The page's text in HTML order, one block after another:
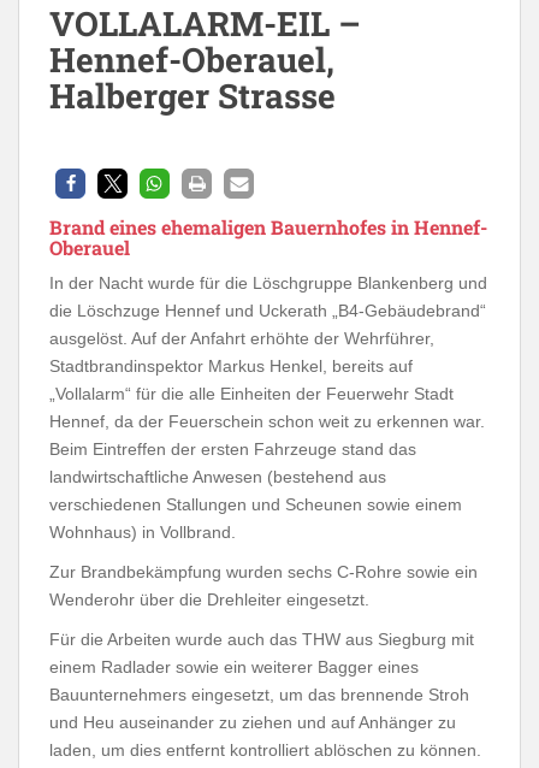
VOLLALARM-EIL –
Hennef-Oberauel,
Halberger Strasse
Brand eines ehemaligen Bauernhofes in Hennef-
Oberauel
In der Nacht wurde für die Löschgruppe Blankenberg und
die Löschzuge Hennef und Uckerath „B4-Gebäudebrand“
ausgelöst. Auf der Anfahrt erhöhte der Wehrführer,
Stadtbrandinspektor Markus Henkel, bereits auf
„Vollalarm“ für die alle Einheiten der Feuerwehr Stadt
Hennef, da der Feuerschein schon weit zu erkennen war.
Beim Eintreffen der ersten Fahrzeuge stand das
landwirtschaftliche Anwesen (bestehend aus
verschiedenen Stallungen und Scheunen sowie einem
Wohnhaus) in Vollbrand.
Zur Brandbekämpfung wurden sechs C-Rohre sowie ein
Wenderohr über die Drehleiter eingesetzt.
Für die Arbeiten wurde auch das THW aus Siegburg mit
einem Radlader sowie ein weiterer Bagger eines
Bauunternehmers eingesetzt, um das brennende Stroh
und Heu auseinander zu ziehen und auf Anhänger zu
laden, um dies entfernt kontrolliert ablöschen zu können.